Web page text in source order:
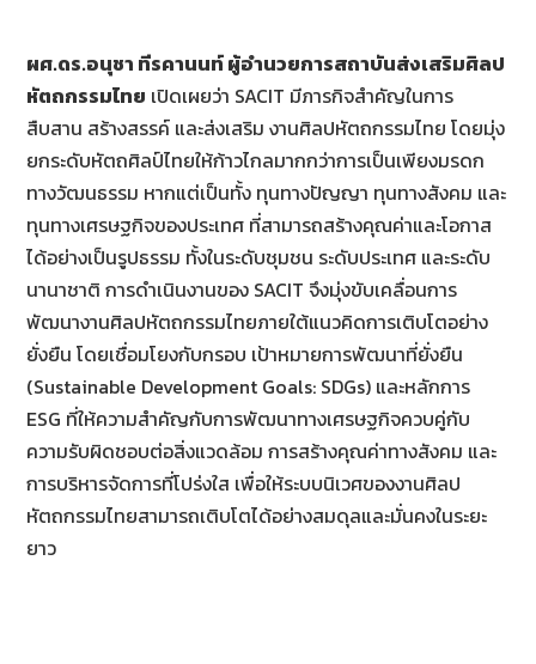
ผศ.ดร.อนุชา ทีรคานนท์ ผู้อำนวยการสถาบันส่งเสริมศิลป
หัตถกรรมไทย เปิดเผยว่า SACIT มีภารกิจสำคัญในการ
สืบสาน สร้างสรรค์ และส่งเสริม งานศิลปหัตถกรรมไทย โดยมุ่ง
ยกระดับหัตถศิลป์ไทยให้ก้าวไกลมากกว่าการเป็นเพียงมรดก
ทางวัฒนธรรม หากแต่เป็นทั้ง ทุนทางปัญญา ทุนทางสังคม และ
ทุนทางเศรษฐกิจของประเทศ ที่สามารถสร้างคุณค่าและโอกาส
ได้อย่างเป็นรูปธรรม ทั้งในระดับชุมชน ระดับประเทศ และระดับ
นานาชาติ การดำเนินงานของ SACIT จึงมุ่งขับเคลื่อนการ
พัฒนางานศิลปหัตถกรรมไทยภายใต้แนวคิดการเติบโตอย่าง
ยั่งยืน โดยเชื่อมโยงกับกรอบ เป้าหมายการพัฒนาที่ยั่งยืน
(Sustainable Development Goals: SDGs) และหลักการ
ESG ที่ให้ความสำคัญกับการพัฒนาทางเศรษฐกิจควบคู่กับ
ความรับผิดชอบต่อสิ่งแวดล้อม การสร้างคุณค่าทางสังคม และ
การบริหารจัดการที่โปร่งใส เพื่อให้ระบบนิเวศของงานศิลป
หัตถกรรมไทยสามารถเติบโตได้อย่างสมดุลและมั่นคงในระยะ
ยาว